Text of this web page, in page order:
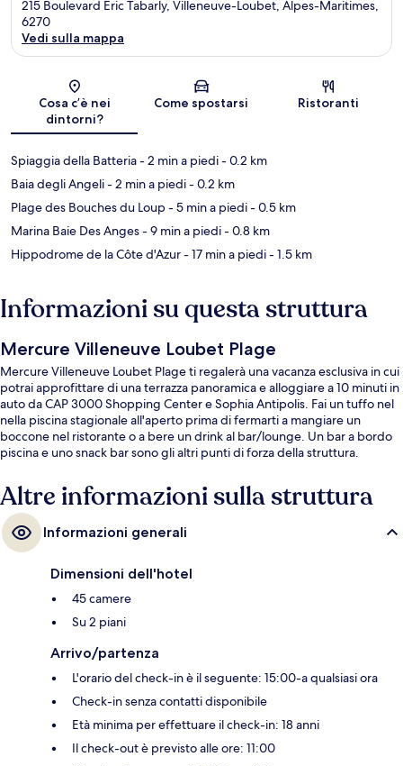
215 Boulevard Eric Tabarly, Villeneuve-Loubet, Alpes-Maritimes,
6270
Vedi sulla mappa
Cosa c’è nei
dintorni?
Come spostarsi Ristoranti
Spiaggia della Batteria- 2 min a piedi- 0.2 km
Baia degli Angeli- 2 min a piedi- 0.2 km
Plage des Bouches du Loup- 5 min a piedi- 0.5 km
Marina Baie Des Anges- 9 min a piedi- 0.8 km
Hippodrome de la Côte d'Azur- 17 min a piedi- 1.5 km
Informazioni su questa struttura
Mercure Villeneuve Loubet Plage
Mercure Villeneuve Loubet Plage ti regalerà una vacanza esclusiva in cui
potrai approfittare di una terrazza panoramica e alloggiare a 10 minuti in
auto da CAP 3000 Shopping Center e Sophia Antipolis. Fai un tuffo nel
nella piscina stagionale all'aperto prima di fermarti a mangiare un
boccone nel ristorante o a bere un drink al bar/lounge. Un bar a bordo
piscina e uno snack bar sono gli altri punti di forza della struttura.
Altre informazioni sulla struttura
Informazioni generali
Dimensioni dell'hotel
45 camere
Su 2 piani
Arrivo/partenza
L'orario del check-in è il seguente: 15:00-a qualsiasi ora
Check-in senza contatti disponibile
Età minima per effettuare il check-in: 18 anni
Il check-out è previsto alle ore: 11:00